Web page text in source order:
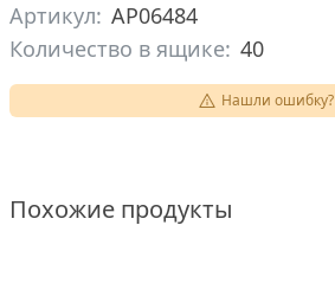
Артикул: АР06484
Количество в ящике: 40
Нашли ошибку?
Похожие продукты